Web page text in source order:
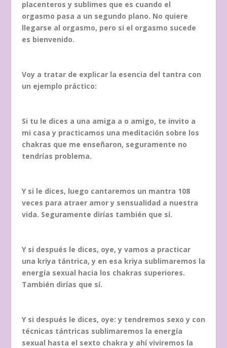
placenteros y sublimes que es cuando el
orgasmo pasa a un segundo plano. No quiere
llegarse al orgasmo, pero si el orgasmo sucede
es bienvenido.
Voy a tratar de explicar la esencia del tantra con
un ejemplo práctico:
Si tu le dices a una amiga a o amigo, te invito a
mi casa y practicamos una meditación sobre los
chakras que me enseñaron, seguramente no
tendrías problema.
Y si le dices, luego cantaremos un mantra 108
veces para atraer amor y sensualidad a nuestra
vida. Seguramente dirías también que sí.
Y si después le dices, oye, y vamos a practicar
una kriya tántrica, y en esa kriya sublimaremos la
energía sexual hacia los chakras superiores.
También dirías que sí.
Y si después le dices, oye: y tendremos sexo y con
técnicas tántricas sublimaremos la energía
sexual hasta el sexto chakra y ahí viviremos la